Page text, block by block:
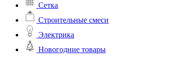
Сетка
Строительные смеси
Электрика
Новогодние товары